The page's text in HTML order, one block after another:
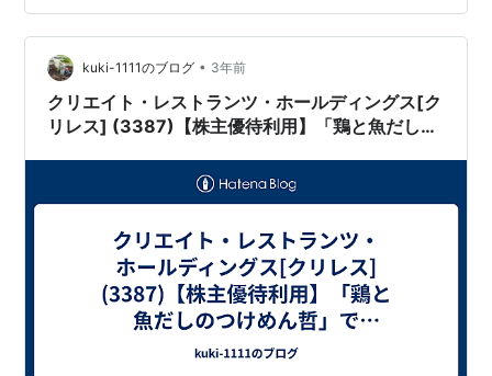
kuki-1111のブログ • 3年前
クリエイト・レストランツ・ホールディングス[ク
リレス] (3387)【株主優待利用】「鶏と魚だしの